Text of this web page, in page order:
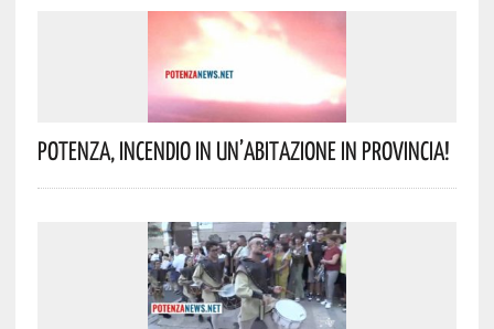
Potenza, Incendio In Un’abitazione In Provincia!